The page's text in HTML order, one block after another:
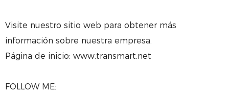
Visite nuestro sitio web para obtener más
información sobre nuestra empresa.
Página de inicio: www.transmart.net
FOLLOW ME: